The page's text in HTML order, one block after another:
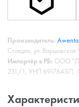
Производитель: Awenta
Стоядла, ул.
Импортёр в РБ: ООО
231/1, УНП 691764371,